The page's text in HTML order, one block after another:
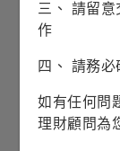
最新淨值
淨值漲跌/
漲跌幅
三、 請留
作
四、 請務必
如有任何問
理財顧問為